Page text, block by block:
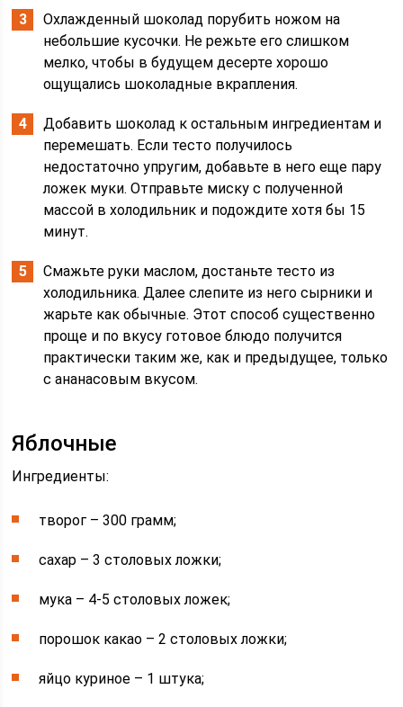
Охлажденный шоколад порубить ножом на
небольшие кусочки. Не режьте его слишком
мелко, чтобы в будущем десерте хорошо
ощущались шоколадные вкрапления.
Добавить шоколад к остальным ингредиентам и
перемешать. Если тесто получилось
недостаточно упругим, добавьте в него еще пару
ложек муки. Отправьте миску с полученной
массой в холодильник и подождите хотя бы 15
минут.
Смажьте руки маслом, достаньте тесто из
холодильника. Далее слепите из него сырники и
жарьте как обычные. Этот способ существенно
проще и по вкусу готовое блюдо получится
практически таким же, как и предыдущее, только
с ананасовым вкусом.
Яблочные
Ингредиенты:
творог – 300 грамм;
сахар – 3 столовых ложки;
мука – 4-5 столовых ложек;
порошок какао – 2 столовых ложки;
яйцо куриное – 1 штука;